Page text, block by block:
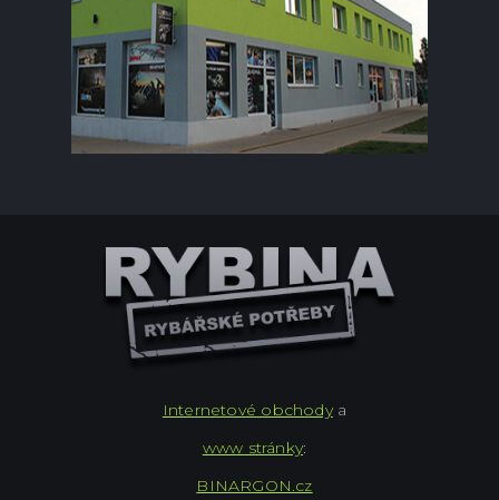
Internetové obchodya
www stránky:
BINARGON.cz